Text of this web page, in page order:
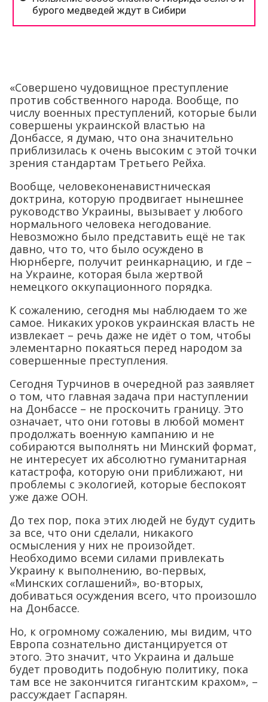
«Совершено чудовищное преступление
против собственного народа. Вообще, по
числу военных преступлений, которые были
совершены украинской властью на
Донбассе, я думаю, что она значительно
приблизилась к очень высоким с этой точки
зрения стандартам Третьего Рейха.
Вообще, человеконенавистническая
доктрина, которую продвигает нынешнее
руководство Украины, вызывает у любого
нормального человека негодование.
Невозможно было представить ещё не так
давно, что то, что было осуждено в
Нюрнберге, получит реинкарнацию, и где –
на Украине, которая была жертвой
немецкого оккупационного порядка.
К сожалению, сегодня мы наблюдаем то же
самое. Никаких уроков украинская власть не
извлекает – речь даже не идёт о том, чтобы
элементарно покаяться перед народом за
совершенные преступления.
Сегодня Турчинов в очередной раз заявляет
о том, что главная задача при наступлении
на Донбассе – не проскочить границу. Это
означает, что они готовы в любой момент
продолжать военную кампанию и не
собираются выполнять ни Минский формат,
не интересует их абсолютно гуманитарная
катастрофа, которую они приближают, ни
проблемы с экологией, которые беспокоят
уже даже ООН.
До тех пор, пока этих людей не будут судить
за все, что они сделали, никакого
осмысления у них не произойдет.
Необходимо всеми силами привлекать
Украину к выполнению, во-первых,
«Минских соглашений», во-вторых,
добиваться осуждения всего, что произошло
на Донбассе.
Но, к огромному сожалению, мы видим, что
Европа сознательно дистанцируется от
этого. Это значит, что Украина и дальше
будет проводить подобную политику, пока
там все не закончится гигантским крахом», –
рассуждает Гаспарян.